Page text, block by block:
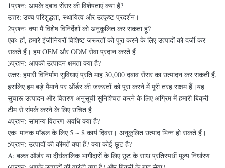
1प्रश्न: आपके दबाव सेंसर की विशेषताएं क्या हैं?
उत्तर: उच्च परिशुद्धता, स्थायित्व और उत्कृष्ट प्रदर्शन।
2प्रश्नः क्या मैं विशेष विनिर्देशों को अनुकूलित कर सकता हूं?
एकः हाँ, हमारे इंजीनियरों विशिष्ट जरूरतों को पूरा करने के लिए उत्पादों को दर्जी कर
सकते हैं। हम OEM और ODM सेवा प्रदान करते हैं
3प्रश्न: आपकी उत्पादन क्षमता क्या है?
उत्तर: हमारी विनिर्माण सुविधाएं प्रति माह 30,000 दबाव सेंसर का उत्पादन कर सकती हैं,
इसलिए हम बड़े पैमाने पर ऑर्डर की जरूरतों को पूरा करने में पूरी तरह सक्षम हैं।यह
सुचारू उत्पादन और वितरण अनुसूची सुनिश्चित करने के लिए अग्रिम में हमारी बिक्री
टीम से संपर्क करने के लिए उचित है
4प्रश्न: सामान्य वितरण अवधि क्या है?
एकः मानक मॉडल के लिए 5 ~ 8 कार्य दिवस। अनुकूलित उत्पाद भिन्न हो सकते हैं।
5प्रश्न: उत्पादों की कीमतें क्या हैं? क्या कोई छूट है?
A: बल्क ऑर्डर या दीर्घकालिक भागीदारों के लिए छूट के साथ प्रतिस्पर्धी मूल्य निर्धारण